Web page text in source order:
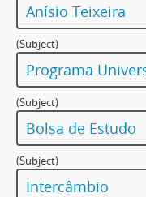
Anísio Teixeira
(Subject)
Programa
(Subject)
Bolsa de Estudo
(Subject)
Intercâmbio